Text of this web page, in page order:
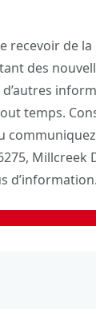
recevoir de
des
temps.
Millcreek
d’information.